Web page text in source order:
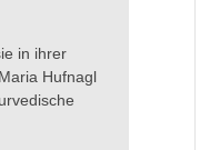
in ihrer
Hufnagl